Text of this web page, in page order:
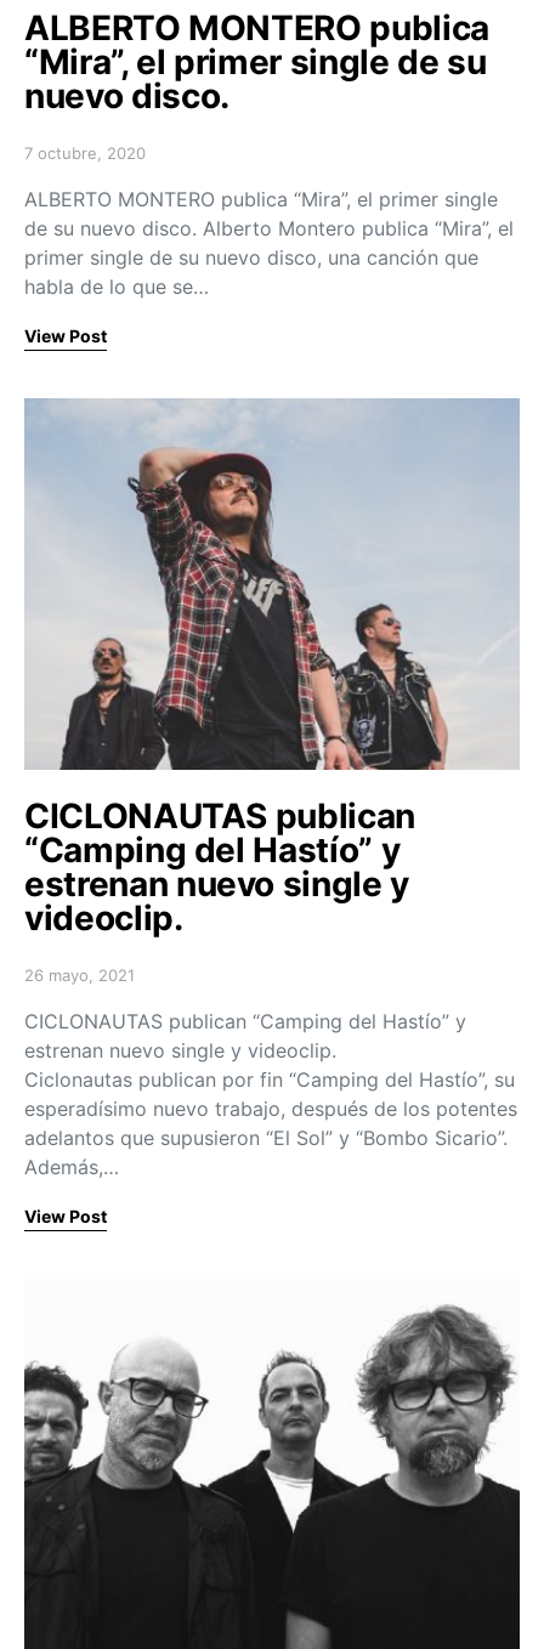
ALBERTO MONTERO publica
“Mira”, el primer single de su
nuevo disco.
Posted on
7 octubre, 2020
ALBERTO MONTERO publica “Mira”, el primer single
de su nuevo disco. Alberto Montero publica “Mira”, el
primer single de su nuevo disco, una canción que
habla de lo que se…
View Post
CICLONAUTAS publican
“Camping del Hastío” y
estrenan nuevo single y
videoclip.
Posted on
26 mayo, 2021
CICLONAUTAS publican “Camping del Hastío” y
estrenan nuevo single y videoclip.
Ciclonautas publican por fin “Camping del Hastío”, su
esperadísimo nuevo trabajo, después de los potentes
adelantos que supusieron “El Sol” y “Bombo Sicario”.
Además,…
View Post